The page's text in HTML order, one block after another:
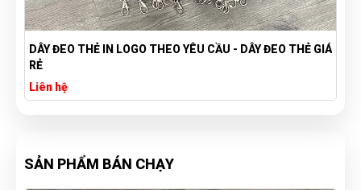
BỘ SỔ PILMICO KÈM BÚT
Liên hệ
SẢN PHẨM BÁN CHẠY